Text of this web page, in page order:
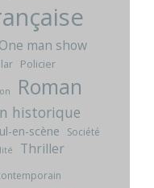
One man show
Policier
Roman
historique
en-scène
Société
Thriller